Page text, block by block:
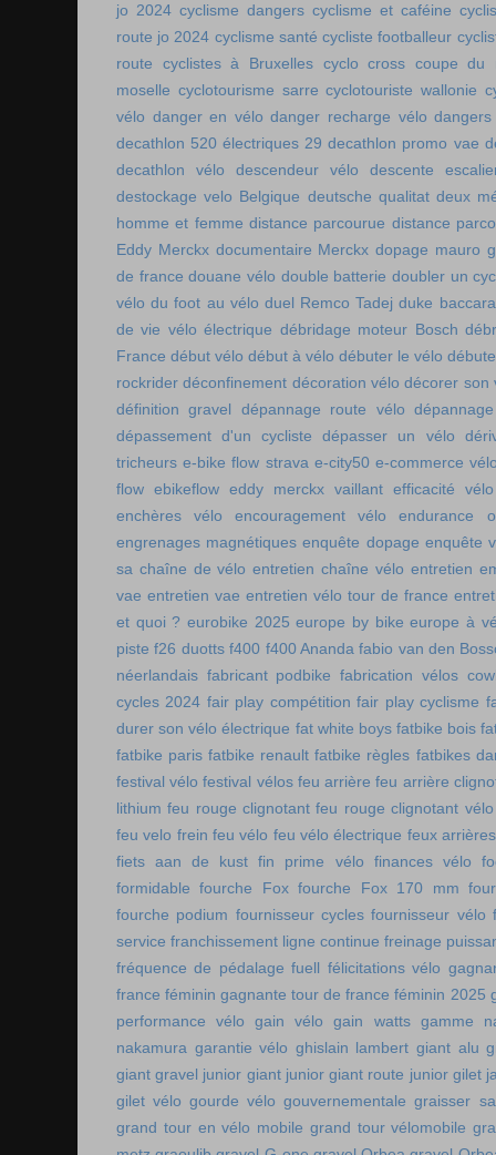
jo 2024 cyclisme dangers cyclisme et caféine
route jo 2024 cyclisme santé cycliste footballeur
route
cyclistes à Bruxelles cyclo cross coupe du
moselle cyclotourisme sarre cyclotouriste wallonie
vélo danger en vélo danger recharge vélo
decathlon 520 électriques 29 decathlon promo vae
decathlon vélo
descendeur vélo
descente
destockage velo Belgique deutsche qualitat deux
homme et femme distance parcourue distance
Eddy Merckx documentaire Merckx dopage mauro
de france douane vélo double batterie doubler un
vélo du foot au vélo duel Remco Tadej duke baccara
de vie vélo électrique débridage moteur Bosch
France début vélo début à vélo débuter le vélo
rockrider déconfinement décoration vélo décorer son
définition gravel
dépannage route vélo
dépassement d'un cycliste
dépasser un vélo
tricheurs e-bike flow strava e-city50 e-commerce
flow ebikeflow eddy merckx vaillant efficacité vélo
enchères vélo
encouragement vélo
endurance
engrenages magnétiques enquête dopage enquête
sa chaîne de vélo entretien chaîne vélo entretien
vae entretien vae entretien vélo tour de france
et quoi ? eurobike 2025 europe by bike europe à
piste f26 duotts f400 f400 Ananda fabio van den
néerlandais fabricant podbike fabrication vélos
cycles 2024 fair play compétition fair play cyclisme
durer son vélo électrique fat white boys fatbike bois
fatbike paris fatbike renault fatbike règles fatbikes
festival vélo festival vélos feu arrière feu arrière
lithium feu rouge clignotant feu rouge clignotant vélo
feu velo frein feu vélo feu vélo électrique feux
fiets aan de kust fin prime vélo finances vélo
formidable fourche Fox fourche Fox 170 mm
fourche podium fournisseur cycles fournisseur vélo
service franchissement ligne continue freinage
fréquence de pédalage fuell félicitations vélo
france féminin gagnante tour de france féminin 2025
performance vélo
gain vélo gain watts gamme
nakamura garantie vélo ghislain lambert giant alu
giant gravel junior giant junior giant route junior gilet
gilet vélo gourde vélo gouvernementale graisser
grand tour en vélo mobile grand tour vélomobile